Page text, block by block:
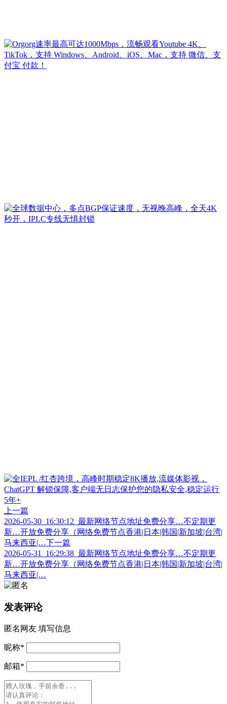
上一篇
2026-05-30_16:30:12_最新网络节点地址免费分享…不定期更
新…开放免费分享（网络免费节点香港|日本|韩国|新加坡|台湾|
马来西亚|… 下一篇
2026-05-31_16:29:38_最新网络节点地址免费分享…不定期更
新…开放免费分享（网络免费节点香港|日本|韩国|新加坡|台湾|
马来西亚|…
发表评论
匿名网友 填写信息
昵称*
邮箱*